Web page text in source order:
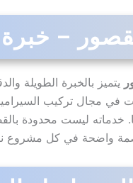
– خبرة
يتميز بالخبرة الطويلة
مجال تركيب السيراميك
خدماته ليست محدودة
واضحة في كل مشروع